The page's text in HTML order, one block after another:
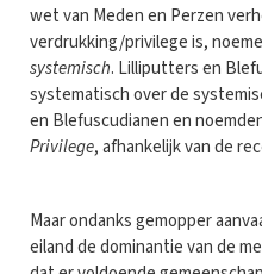
wet van Meden en Perzen
verdrukking/privilege is,
systemisch. Lilliputters en
systematisch over de
en Blefuscudianen en
Privilege, afhankelijk van de
Maar ondanks gemopper
eiland de dominantie van de